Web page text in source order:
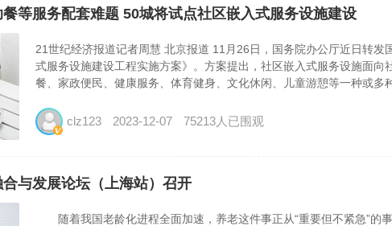
等服务配套难题 50城将试点社区嵌入式服务设施建设
21世纪经济报道记者周慧 北京报道 11月26日，国务院办公厅近日转发
式服务设施建设工程实施方案》。方案提出，社区嵌入式服务设施面向
餐、家政便民、健康服务、体育健身、文化休闲、儿童游憩等一种或多
clz123 2023-12-07 75213人已围观
与发展论坛（上海站）召开
随着我国老龄化进程全面加速，养老这件事正从“重要但不紧急”的事